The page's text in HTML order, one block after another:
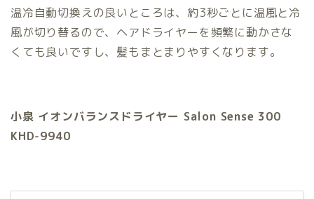
温冷自動切換えの良いところは、約3秒ごとに温風と冷
風が切り替るので、ヘアドライヤーを頻繁に動かさな
くても良いですし、髪もまとまりやすくなります。
小泉 イオンバランスドライヤー Salon Sense 300
KHD-9940